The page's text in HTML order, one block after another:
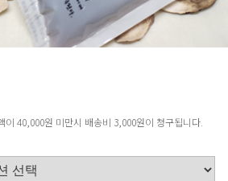
이 40,000원 미만시 배송비 3,000원이 청구됩니다.